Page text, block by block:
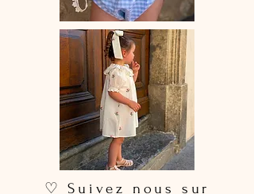
♡ Suivez nous sur